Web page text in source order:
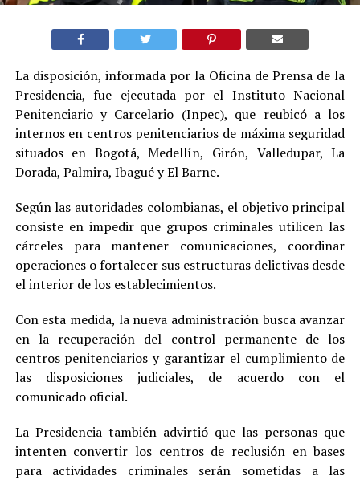
La disposición, informada por la Oficina de Prensa de la
Presidencia, fue ejecutada por el Instituto Nacional
Penitenciario y Carcelario (Inpec), que reubicó a los
internos en centros penitenciarios de máxima seguridad
situados en Bogotá, Medellín, Girón, Valledupar, La
Dorada, Palmira, Ibagué y El Barne.
Según las autoridades colombianas, el objetivo principal
consiste en impedir que grupos criminales utilicen las
cárceles para mantener comunicaciones, coordinar
operaciones o fortalecer sus estructuras delictivas desde
el interior de los establecimientos.
Con esta medida, la nueva administración busca avanzar
en la recuperación del control permanente de los
centros penitenciarios y garantizar el cumplimiento de
las disposiciones judiciales, de acuerdo con el
comunicado oficial.
La Presidencia también advirtió que las personas que
intenten convertir los centros de reclusión en bases
para actividades criminales serán sometidas a las